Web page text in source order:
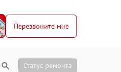
Перезвоните мне
Статус ремонта